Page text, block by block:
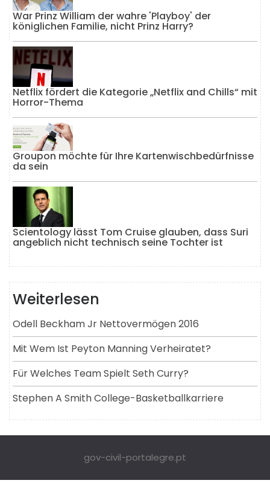
War Prinz William der wahre 'Playboy' der
königlichen Familie, nicht Prinz Harry?
Netflix fördert die Kategorie „Netflix and Chills“ mit
Horror-Thema
Groupon möchte für Ihre Kartenwischbedürfnisse
da sein
Scientology lässt Tom Cruise glauben, dass Suri
angeblich nicht technisch seine Tochter ist
Weiterlesen
Odell Beckham Jr Nettovermögen 2016
Mit Wem Ist Peyton Manning Verheiratet?
Für Welches Team Spielt Seth Curry?
Stephen A Smith College-Basketballkarriere
gov-civil-portalegre.pt